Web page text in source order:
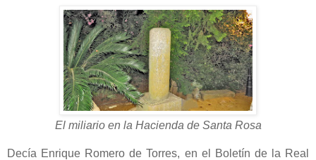
El miliario en la Hacienda de Santa Rosa
Decía Enrique Romero de Torres, en el Boletín de la Real